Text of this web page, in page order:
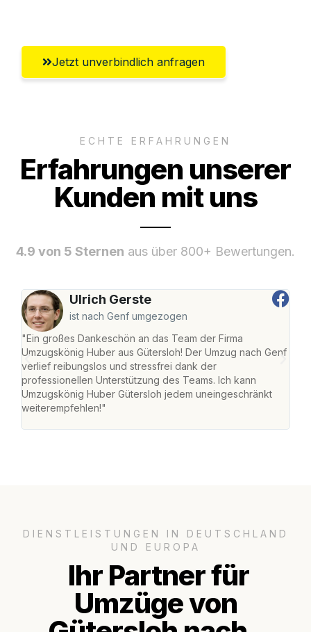
Jetzt unverbindlich anfragen
ECHTE ERFAHRUNGEN
Erfahrungen unserer
Kunden mit uns
4.9 von 5 Sternen aus über 800+ Bewertungen.
Ulrich Gerste
ist nach Genf umgezogen
"Ein großes Dankeschön an das Team der Firma
Umzugskönig Huber aus Gütersloh! Der Umzug nach Genf
verlief reibungslos und stressfrei dank der
professionellen Unterstützung des Teams. Ich kann
Umzugskönig Huber Gütersloh jedem uneingeschränkt
weiterempfehlen!"
DIENSTLEISTUNGEN IN DEUTSCHLAND
UND EUROPA
Ihr Partner für
Umzüge von